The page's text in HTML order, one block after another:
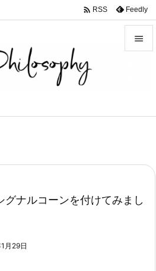

次へ
検索
 RSS Feedly
グナルコーンを付けてみまし
月29日